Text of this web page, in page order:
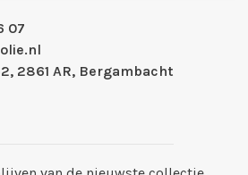
07
2861 AR, Bergambacht